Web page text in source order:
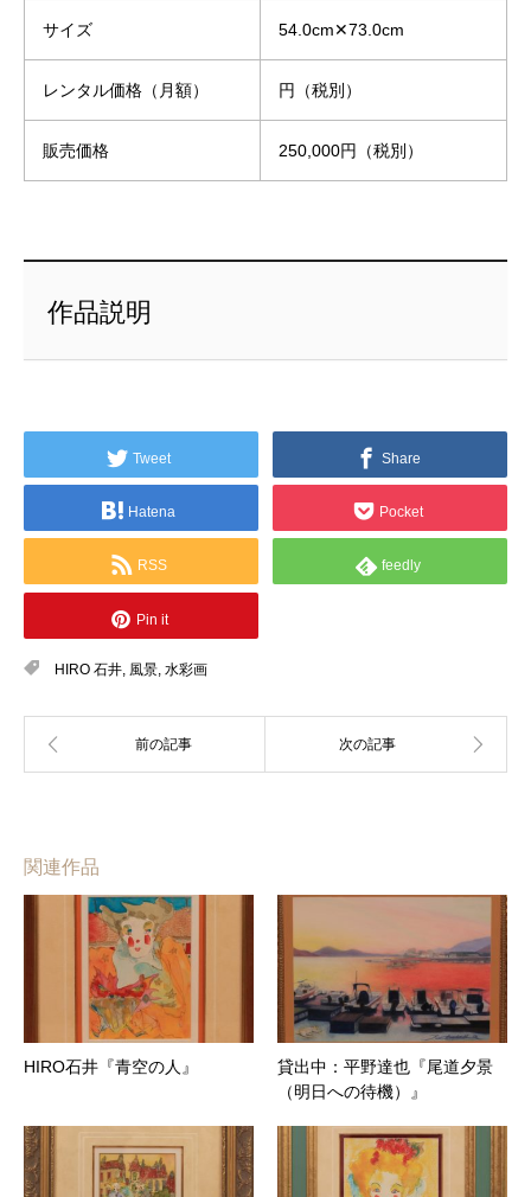
サイズ 54.0cm✕73.0cm
レンタル価格（月額） 円（税別）
販売価格 250,000円（税別）
作品説明
Tweet Share
Hatena Pocket
RSS feedly
Pin it
HIRO 石井 風景 水彩画
関連作品
HIRO石井『青空の人』
貸出中：平野達也『尾道夕景
（明日への待機）』